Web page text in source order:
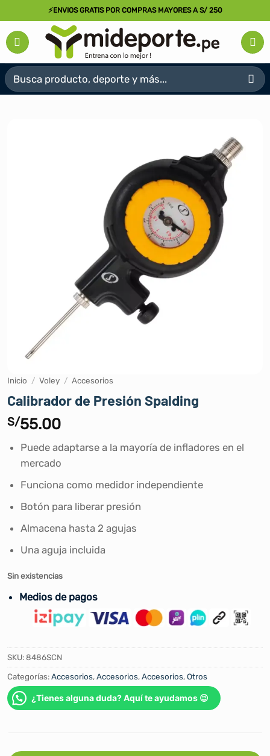
al
contenido
⚡ENVIOS GRATIS POR COMPRAS MAYORES A S/ 250
Buscar
por:
Inicio / Voley / Accesorios
Calibrador de Presión Spalding
S/55.00
Puede adaptarse a la mayoría de infladores en el
mercado
Funciona como medidor independiente
Botón para liberar presión
Almacena hasta 2 agujas
Una aguja incluida
Sin existencias
Medios de pagos
SKU:8486SCN
Categorías:Accesorios,Accesorios,Accesorios,Otros
¿Tienes alguna duda? Aquí te ayudamos 😉